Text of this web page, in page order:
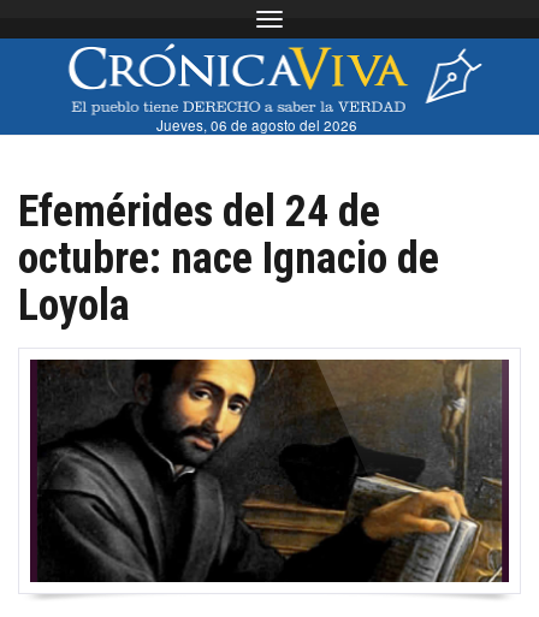
Toggle navigation
Jueves, 06 de agosto del 2026
Efemérides del 24 de
octubre: nace Ignacio de
Loyola